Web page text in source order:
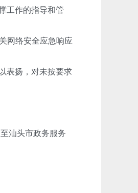
工作的指导和管
网络安全应急响应
表扬，对未按要求
汕头市政务服务